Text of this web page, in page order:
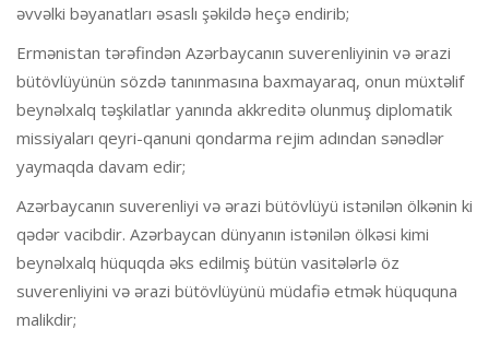
əvvəlki bəyanatları əsaslı şəkildə heçə endirib;
Ermənistan tərəfindən Azərbaycanın suverenliyinin və ərazi
bütövlüyünün sözdə tanınmasına baxmayaraq, onun müxtəlif
beynəlxalq təşkilatlar yanında akkreditə olunmuş diplomatik
missiyaları qeyri-qanuni qondarma rejim adından sənədlər
yaymaqda davam edir;
Azərbaycanın suverenliyi və ərazi bütövlüyü istənilən ölkənin ki
qədər vacibdir. Azərbaycan dünyanın istənilən ölkəsi kimi
beynəlxalq hüquqda əks edilmiş bütün vasitələrlə öz
suverenliyini və ərazi bütövlüyünü müdafiə etmək hüququna
malikdir;